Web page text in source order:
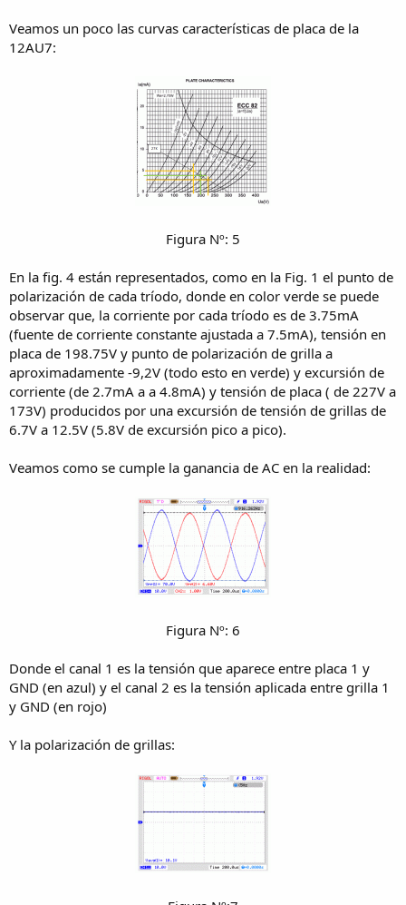
Veamos un poco las curvas características de placa de la
12AU7:
Figura Nº: 5​
En la fig. 4 están representados, como en la Fig. 1 el punto de
polarización de cada tríodo, donde en color verde se puede
observar que, la corriente por cada tríodo es de 3.75mA
(fuente de corriente constante ajustada a 7.5mA), tensión en
placa de 198.75V y punto de polarización de grilla a
aproximadamente -9,2V (todo esto en verde) y excursión de
corriente (de 2.7mA a a 4.8mA) y tensión de placa ( de 227V a
173V) producidos por una excursión de tensión de grillas de
6.7V a 12.5V (5.8V de excursión pico a pico).
Veamos como se cumple la ganancia de AC en la realidad:
Figura Nº: 6​
Donde el canal 1 es la tensión que aparece entre placa 1 y
GND (en azul) y el canal 2 es la tensión aplicada entre grilla 1
y GND (en rojo)
Y la polarización de grillas: